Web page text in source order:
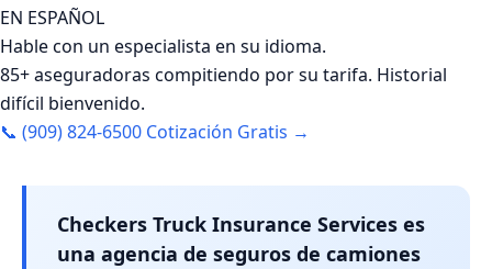
EN ESPAÑOL
Hable con un especialista en su idioma.
85+ aseguradoras compitiendo por su tarifa. Historial
difícil bienvenido.
📞 (909) 824-6500 Cotización Gratis →
Checkers Truck Insurance Services es
una agencia de seguros de camiones